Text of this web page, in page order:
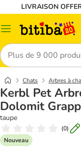
LIVRAISON
Menu
Rechercher
Chats Arbres à
Kerbl Pet
Dolomit
taupe
(0)
Nouveau